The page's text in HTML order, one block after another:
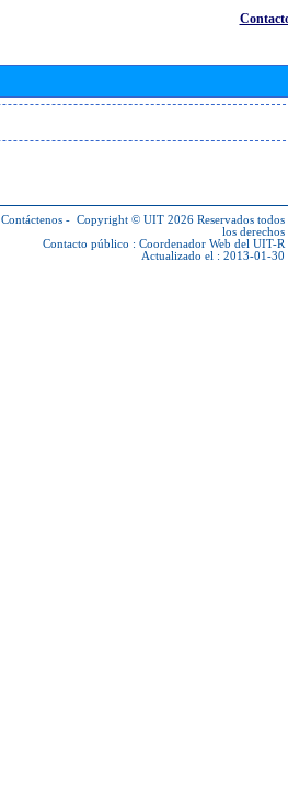
Contáctenos - Copyright © UIT 2026 Reservados todos
los derechos
Contacto público : Coordenador Web del UIT-R
Actualizado el : 2013-01-30